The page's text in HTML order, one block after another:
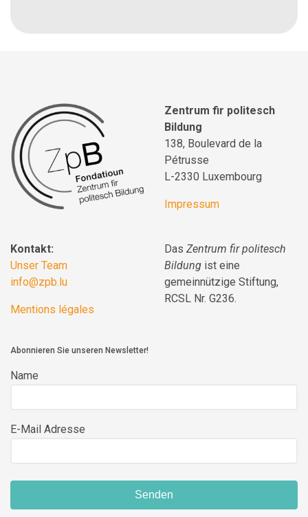
Zentrum fir politesch
Bildung
138, Boulevard de la
Pétrusse
L-2330 Luxembourg
Impressum
Kontakt:
Unser Team
info@zpb.lu
Mentions légales
Das Zentrum fir politesch
Bildung ist eine
gemeinnützige Stiftung,
RCSL Nr. G236.
Abonnieren Sie unseren Newsletter!
Name
E-Mail Adresse
Senden